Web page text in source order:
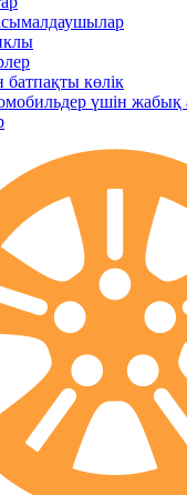
батпақты көлік
үшін жабық